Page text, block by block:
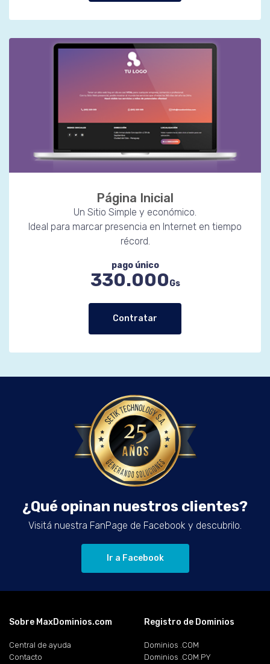
Página Inicial
Un Sitio Simple y económico.
Ideal para marcar presencia en Internet en tiempo
récord.
pago único
330.000Gs
Contratar
¿Qué opinan nuestros clientes?
Visitá nuestra FanPage de Facebook y descubrilo.
Ir a Facebook
Sobre MaxDominios.com
Central de ayuda
Contacto
Registro de Dominios
Dominios .COM
Dominios .COM.PY